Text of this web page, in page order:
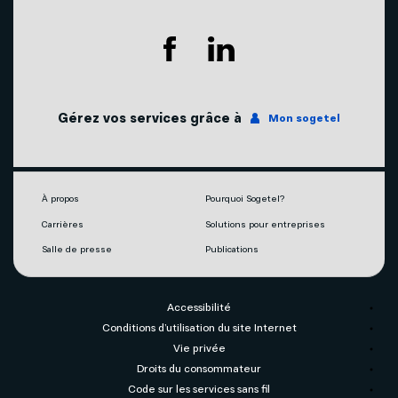
Mobilité
Capsules vidéos
Agents mobilité autorisés
Gérez vos services grâce à Mon sogetel
À propos Pourquoi Sogetel?
Carrières Solutions pour entreprises
Salle de presse Publications
Accessibilité
Conditions d’utilisation du site Internet
Vie privée
Droits du consommateur
Code sur les services sans fil